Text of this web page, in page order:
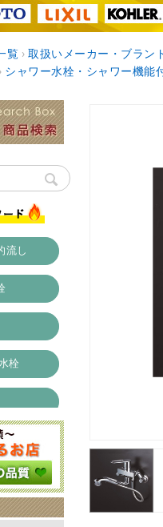
覧 › 取扱いメーカー・ブラン
› シャワー水栓・シャワー機能
流し
栓